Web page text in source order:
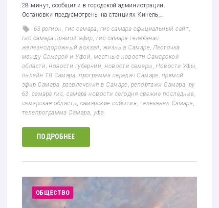
28 минут, сообщили в городской администрации.
Остановки предусмотрены на станциях Кинель,…
63 регион ,гис самара, гис самара официальный сайт,
гис самара прямой эфир, гис самара телеканал ,
железнодорожный вокзал , жизнь в Самаре,Ласточка
между Самарой и Уфой, местные новости Самарской
области,новости губернии,новости самары,Новости Уфы,
онлайн ТВ Самара,программа передач Самара, прямой
эфир Самара, развлечения в Самаре, репортажи Самара, ру
63, самара гис,самара новости сегодня свежие последние,
самарская область, самарские события,телеканал Самара,
телепрограмма Самара, уфа
ПОДРОБНЕЕ
ОБЩЕСТВО